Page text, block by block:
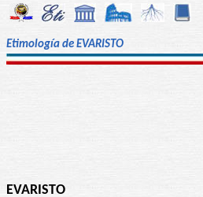
Etimología de EVARISTO
EVARISTO